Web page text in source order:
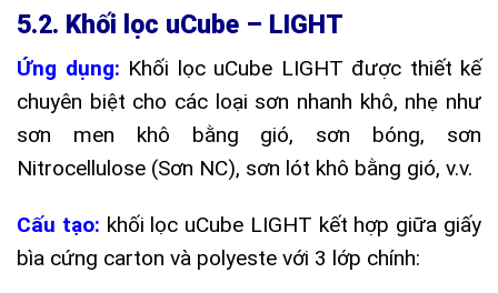
5.2. Khối lọc uCube – LIGHT
Ứng dụng: Khối lọc uCube LIGHT được thiết kế
chuyên biệt cho các loại sơn nhanh khô, nhẹ như
sơn men khô bằng gió, sơn bóng, sơn
Nitrocellulose (Sơn NC), sơn lót khô bằng gió, v.v.
Cấu tạo: khối lọc uCube LIGHT kết hợp giữa giấy
bìa cứng carton và polyeste với 3 lớp chính: